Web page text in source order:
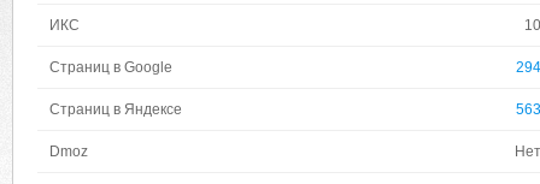
ИКС 10
Страниц в Google 294
Страниц в Яндексе 563
Dmoz Нет